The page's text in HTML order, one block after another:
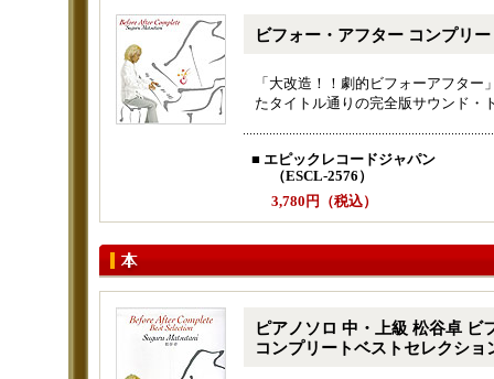
ビフォー・アフター コンプリ
「大改造！！劇的ビフォーアフタ
たタイトル通りの完全版サウンド・
■ エピックレコードジャパン
（ESCL-2576）
3,780円（税込）
ピアノソロ 中・上級 松谷卓 ビ
コンプリートベストセレクショ